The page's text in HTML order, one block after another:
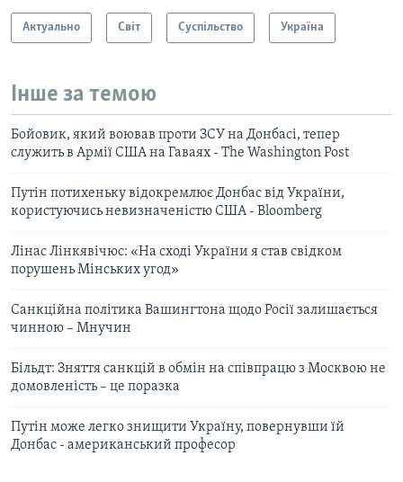
Актуально Світ Суспільство Україна
Інше за темою
Бойовик, який воював проти ЗСУ на Донбасі, тепер
служить в Армії США на Гаваях - The Washington Post
Путін потихеньку відокремлює Донбас від України,
користуючись невизначеністю США - Bloomberg
Лінас Лінкявічюс: «На сході України я став свідком
порушень Мінських угод»
Санкційна політика Вашингтона щодо Росії залишається
чинною – Мнучин
Більдт: Зняття санкцій в обмін на співпрацю з Москвою не
домовленість – це поразка
Путін може легко знищити Україну, повернувши їй
Донбас - американський професор